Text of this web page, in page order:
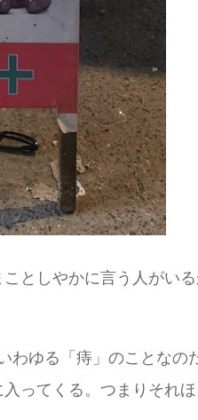
としやかに言う人がい
わゆる「痔」のことな
ってくる。つまりそれほ